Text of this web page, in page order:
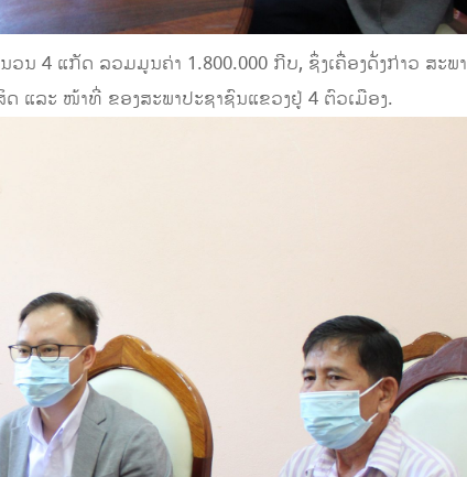
4 ແກັດ ລວມມູນຄ່າ 1.800.000 ກີບ, ຊຶ່ງເຄື່ອງດັ່ງກ່າວ ສະພາ
ດ ແລະ ໜ້າທີ່ ຂອງສະພາປະຊາຊົນແຂວງຢູ່ 4 ຕົວເມືອງ.